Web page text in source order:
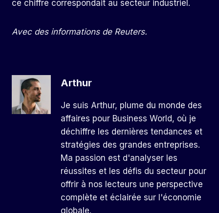
ce chiffre correspondait au secteur industriel.
Avec des informations de Reuters.
Arthur
Je suis Arthur, plume du monde des
affaires pour Business World, où je
déchiffre les dernières tendances et
stratégies des grandes entreprises.
Ma passion est d'analyser les
réussites et les défis du secteur pour
offrir à nos lecteurs une perspective
complète et éclairée sur l'économie
globale.